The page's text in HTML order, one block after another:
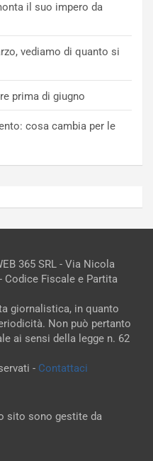
il suo impero da
vediamo di quanto si
prima di giugno
cosa cambia per le
365 SRL - Via Nicola
Codice Fiscale e Partita
giornalistica, in quanto
Non può pertanto
ai sensi della legge n. 62
- Contattaci
sito sono gestite da